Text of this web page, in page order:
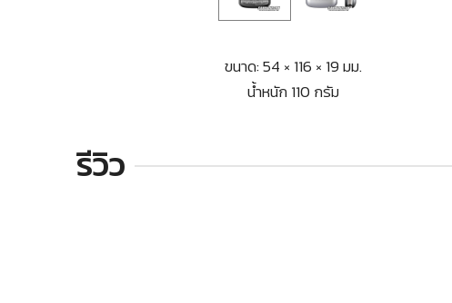
ขนาด: 54 × 116 × 19 มม.
น้ำหนัก 110 กรัม
รีวิว